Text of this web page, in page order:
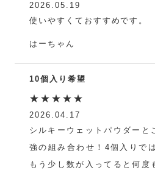
2026.05.19
使いやすくておすすめです。
はーちゃん
10個入り希望
★★★★★
2026.04.17
シルキーウェットパウダーと
強の組み合わせ！4個入りで
もう少し数が入ってると何度